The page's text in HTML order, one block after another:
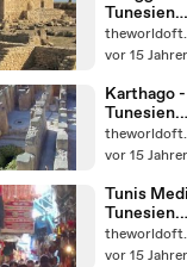
Tunesien
UNESCO-
Liste des
e.
vor 15
Karthago -
Tunesien.
e der
vor 15
Tunis
Tunesien.
e der
vor 15